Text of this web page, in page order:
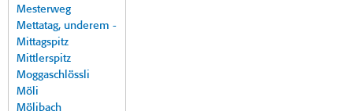
Mesterweg
Mettatag, underem -
Mittagspitz
Mittlerspitz
Moggaschlössli
Möli
Mölibach